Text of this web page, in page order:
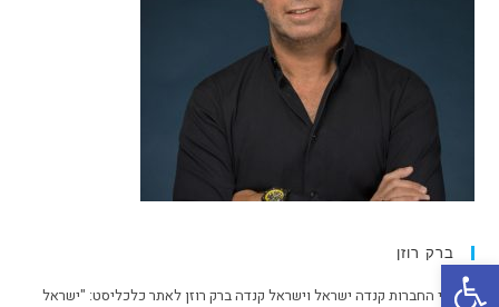
פתח סרגל נגישות
ברק רוזן
מבעלי החברות קנדה ישראל וישראל קנדה ברק רוזן לאתר כלכליסט: "ישראל